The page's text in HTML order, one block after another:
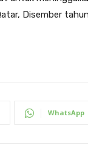
Di­sember
WhatsApp